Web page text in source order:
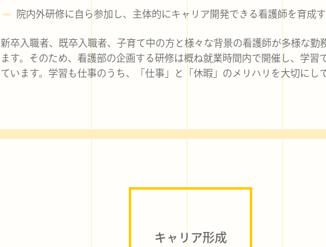
院内外研修に自ら参加し、主体的にキャリア開発できる看護師を育成
新卒入職者、既卒入職者、子育て中の方と様々な背景の看護師が多様な勤
ます。そのため、看護部の企画する研修は概ね就業時間内で開催し、学習
ています。学習も仕事のうち、「仕事」と「休暇」のメリハリを大切にし
キャリア形成